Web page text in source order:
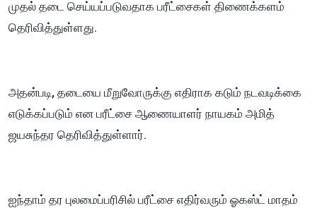
முதல் தடை செய்யப்படுவதாக பரீட்சைகள் திணைக்களம்
தெரிவித்துள்ளது.
அதன்படி, தடையை மீறுவோருக்கு எதிராக கடும் நடவடிக்கை
எடுக்கப்படும் என பரீட்சை ஆணையாளர் நாயகம் அமித்
ஜயசுந்தர தெரிவித்துள்ளார்.
ஐந்தாம் தர புலமைப்பரிசில் பரீட்சை எதிர்வரும் ஓகஸ்ட் மாதம்